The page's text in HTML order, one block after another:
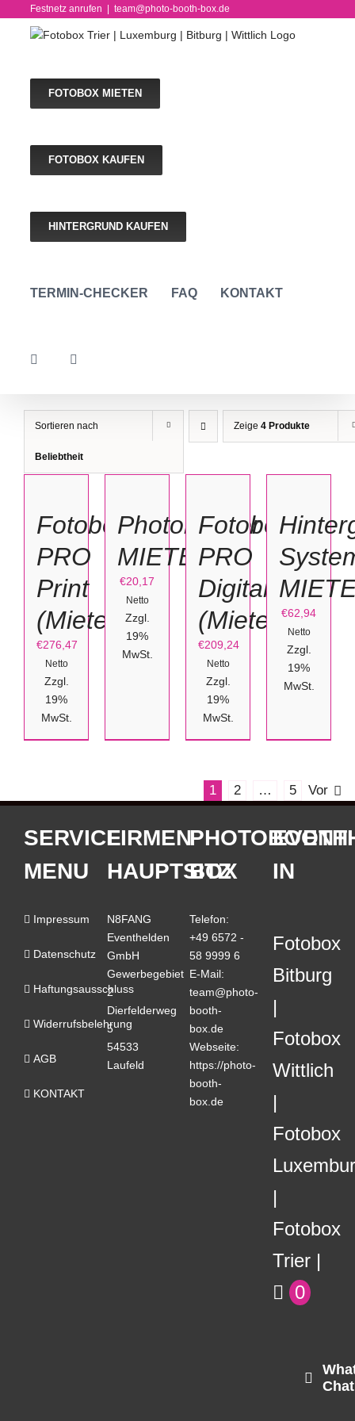
Festnetz anrufen team@photo-booth-box.de
FOTOBOX MIETEN
FOTOBOX KAUFEN
HINTERGRUND KAUFEN
TERMIN-CHECKER FAQ KONTAKT
Sortieren nach
Beliebtheit
Zeige 4 Produkte
OPTIONEN
WÄHLEN
DETAILS
Fotobox
PRO
Print
(Miete)
€276,47
Netto
Zzgl.
19%
MwSt.
DETAILS
Photobuzzer
MIETE
€20,17
Netto
Zzgl.
19%
MwSt.
WÄHLEN
DETAILS
Fotobox
PRO
Digital
(Miete)
€209,24
Netto
Zzgl.
19%
MwSt.
WÄHLEN
WEIST
MEHRERE
AUF.
DIE
OPTIONEN
KÖNNEN
AUF
DER
PRODUKTSEITE
GEWÄHLT
WERDEN
DETAILS
€62,94
Netto
Zzgl.
19%
MwSt.
1 2 … 5 Vor
SERVICE
MENU
Impressum
Datenschutz
Haftungsausschluss
Widerrufsbelehrung
AGB
KONTAKT
FIRMEN
HAUPTSITZ
N8FANG
Eventhelden
GmbH
Gewerbegebiet
2
Dierfelderweg
5
54533
Laufeld
PHOTOBOOTH
BOX
Telefon:
+49 6572 -
58 9999 6
E-Mail:
team@photo-
booth-
box.de
Webseite:
https://photo-
booth-
box.de
IN
Fotobox
Bitburg
Fotobox
Wittlich
Fotobox
Fotobox
Trier
0
Chat